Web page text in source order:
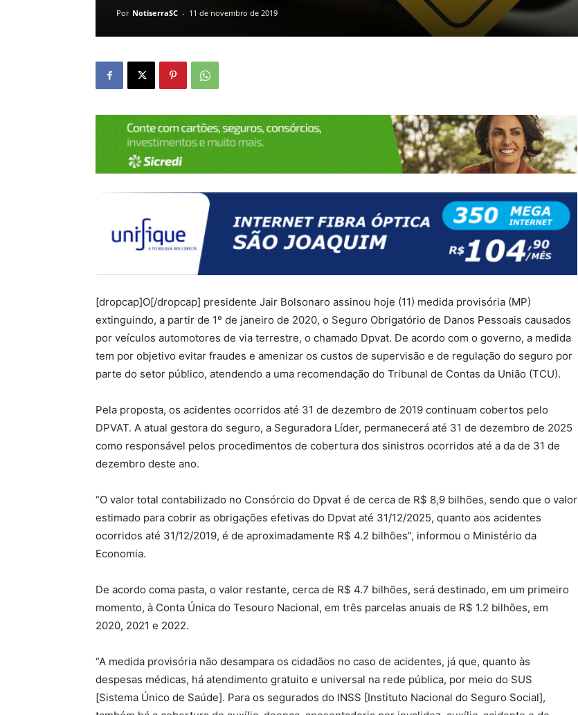
Por NotiserraSC - 11 de novembro de 2019
[dropcap]O[/dropcap] presidente Jair Bolsonaro assinou hoje (11) medida provisória (MP)
extinguindo, a partir de 1º de janeiro de 2020, o Seguro Obrigatório de Danos Pessoais causados
por veículos automotores de via terrestre, o chamado Dpvat. De acordo com o governo, a medida
tem por objetivo evitar fraudes e amenizar os custos de supervisão e de regulação do seguro por
parte do setor público, atendendo a uma recomendação do Tribunal de Contas da União (TCU).
Pela proposta, os acidentes ocorridos até 31 de dezembro de 2019 continuam cobertos pelo
DPVAT. A atual gestora do seguro, a Seguradora Líder, permanecerá até 31 de dezembro de 2025
como responsável pelos procedimentos de cobertura dos sinistros ocorridos até a da de 31 de
dezembro deste ano.
“O valor total contabilizado no Consórcio do Dpvat é de cerca de R$ 8,9 bilhões, sendo que o valor
estimado para cobrir as obrigações efetivas do Dpvat até 31/12/2025, quanto aos acidentes
ocorridos até 31/12/2019, é de aproximadamente R$ 4.2 bilhões”, informou o Ministério da
Economia.
De acordo coma pasta, o valor restante, cerca de R$ 4.7 bilhões, será destinado, em um primeiro
momento, à Conta Única do Tesouro Nacional, em três parcelas anuais de R$ 1.2 bilhões, em
2020, 2021 e 2022.
“A medida provisória não desampara os cidadãos no caso de acidentes, já que, quanto às
despesas médicas, há atendimento gratuito e universal na rede pública, por meio do SUS
[Sistema Único de Saúde]. Para os segurados do INSS [Instituto Nacional do Seguro Social],